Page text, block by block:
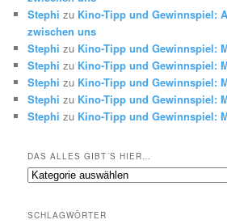
Stephi zu Kino-Tipp und Gewinnspiel:
zwischen uns
Stephi zu Kino-Tipp und Gewinnspiel:
Stephi zu Kino-Tipp und Gewinnspiel:
Stephi zu Kino-Tipp und Gewinnspiel:
Stephi zu Kino-Tipp und Gewinnspiel:
Stephi zu Kino-Tipp und Gewinnspiel:
DAS ALLES GIBT´S HIER…
Das
´s
SCHLAGWÖRTER